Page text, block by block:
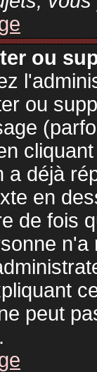
ou
ou
a déjà
en
de fois
peut